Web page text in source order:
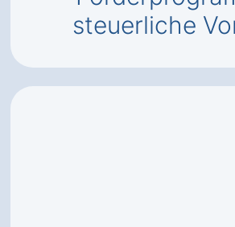
steuerliche